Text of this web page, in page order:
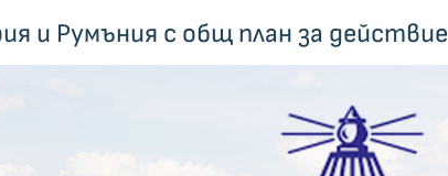
и Румъния с общ план за действие